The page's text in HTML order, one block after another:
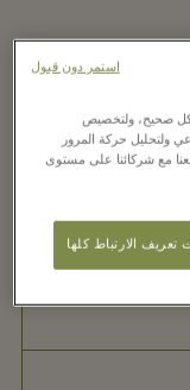
صحيح، ولتخصيص
ولتحليل حركة المرور
مع شركائنا على مستوى
تعريف الارتباط كلها
استمر دون قبول